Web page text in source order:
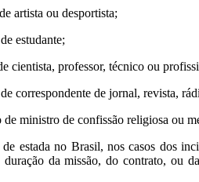
artista ou desportista;
estudante;
cientista, professor, técnico ou
correspondente de jornal, revista,
ministro de confissão religiosa ou
estada no Brasil, nos casos dos
duração da missão, do contrato, ou